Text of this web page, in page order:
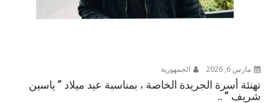
مارس 6, 2026 الجمهورية
تهنئة أسرة الجريدة الخاصة ، بمناسبة عيد ميلاد ” ياسين
شريف ” ..